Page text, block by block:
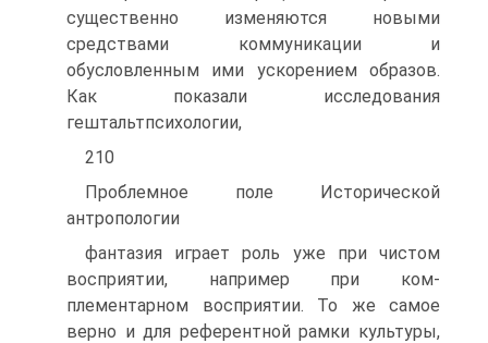
существенно изменяются новыми
средствами коммуникации и
обусловленным ими ускорением образов.
Как показали исследования
гештальтпсихологии,
210
Проблемное поле Исторической
антропологии
фантазия играет роль уже при чистом
восприятии, например при ком­
плементарном восприятии. То же самое
верно и для референтной рам­ки культуры,